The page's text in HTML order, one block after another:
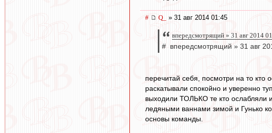
# Q_ » 31 авг 2014 01:45
впередсмотрящий » 31 авг 2014
# впередсмотрящий » 31 авг
перечитай себя, посмотри на то
раскатывали спокойно и уверенно
выходили ТОЛЬКО те кто ослабляли
ледяными ваннами зимой и Гунько
основы команды.